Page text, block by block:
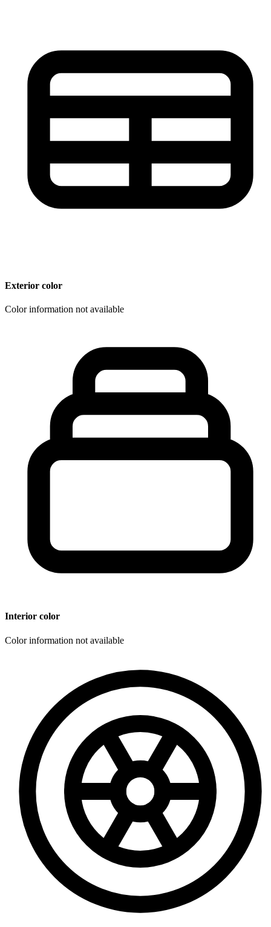
Exterior color
Color information not available
Interior color
Color information not available